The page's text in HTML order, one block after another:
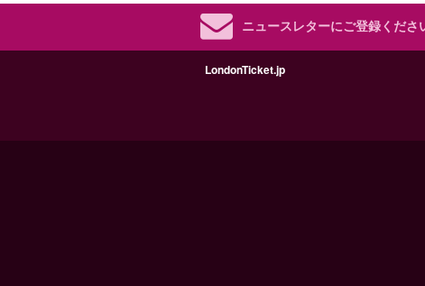
ニュースレターにご登録くださ
LondonTicket.jp